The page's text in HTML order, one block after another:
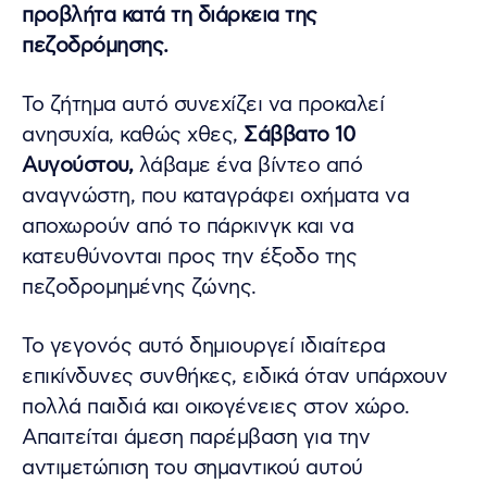
προβλήτα κατά τη διάρκεια της
πεζοδρόμησης.
Το ζήτημα αυτό συνεχίζει να προκαλεί
ανησυχία, καθώς χθες, Σάββατο 10
Αυγούστου,λάβαμε ένα βίντεο από
αναγνώστη, που καταγράφει οχήματα να
αποχωρούν από το πάρκινγκ και να
κατευθύνονται προς την έξοδο της
πεζοδρομημένης ζώνης.
Το γεγονός αυτό δημιουργεί ιδιαίτερα
επικίνδυνες συνθήκες, ειδικά όταν υπάρχουν
πολλά παιδιά και οικογένειες στον χώρο.
Απαιτείται άμεση παρέμβαση για την
αντιμετώπιση του σημαντικού αυτού